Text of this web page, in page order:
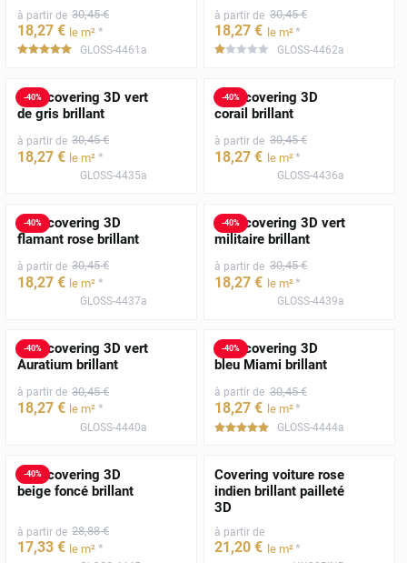
à partir de 30,45 €
18,27 € le m² *
*****
GLOSS-4461a
à partir de 30,45 €
18,27 € le m²*
***** GLOSS-4462a
-40%
Film covering 3D vert
de gris brillant
à partir de 30,45 €
18,27 € le m² *
GLOSS-4435a
-40%
Film covering 3D
corail brillant
à partir de 30,45 €
18,27 € le m²*
GLOSS-4436a
-40%
Film covering 3D
flamant rose brillant
à partir de 30,45 €
18,27 € le m² *
GLOSS-4437a
-40%
Film covering 3D vert
militaire brillant
à partir de 30,45 €
18,27 € le m²*
GLOSS-4439a
-40%
Film covering 3D vert
Auratium brillant
à partir de 30,45 €
18,27 € le m² *
GLOSS-4440a
-40%
Film covering 3D
bleu Miami brillant
à partir de 30,45 €
18,27 € le m²*
*****
GLOSS-4444a
-40%
Film covering 3D
beige foncé brillant
à partir de 28,88 €
17,33 € le m² *
Covering voiture rose
indien brillant pailleté
3D
à partir de
21 ,20 € le m²*